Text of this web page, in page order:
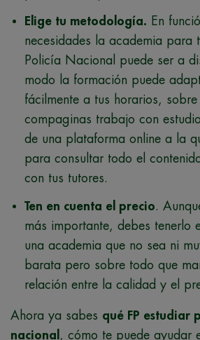
Elige tu metodología. En
necesidades la academia para
Policía Nacional puede ser a
modo la formación puede
fácilmente a tus horarios,
compaginas trabajo con
de una plataforma online a la
para consultar todo el
con tus tutores.
Ten en cuenta el precio.
más importante, debes tenerlo
una academia que no sea ni
barata pero sobre todo que
relación entre la calidad y el
Ahora ya sabes qué FP estudiar
nacional , cómo te puede ayudar